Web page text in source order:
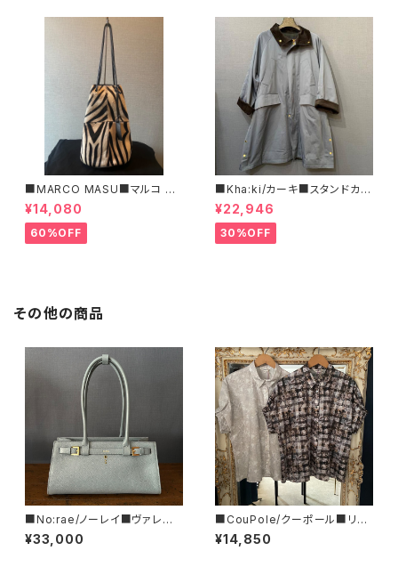
■MARCO MASU■マルコ マ
ージ■ハラコ・ゼブラ柄巾着BA
G■程よいサイズで可愛い
¥14,080
60%OFF
■Kha:ki/カーキ■スタンドカラ
ー・コート■
¥22,946
30%OFF
その他の商品
■No:rae/ノーレイ■ヴァレグ
ロ■バゲット型レザーハンドバッ
グ■N61-DS-29-DOL
¥33,000
■CouPole/クーポール■リバ
ティープリント・ブラウス■CC-
70021
¥14,850